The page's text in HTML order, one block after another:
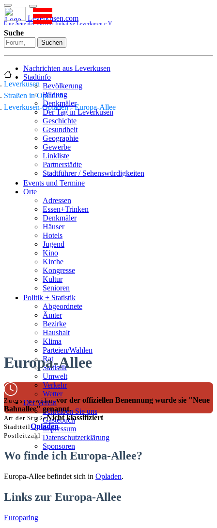
Leverkusen.com
Eine Seite der Internet Initiative Leverkusen e.V.
Suche
Suchen
Nachrichten aus Leverkusen
Stadtinfo
Bevölkerung
Bildung
Denkmäler
Der Tag in Leverkusen
Geschichte
Gesundheit
Geographie
Gewerbe
Linkliste
Partnerstädte
Stadtführer / Sehenswürdigkeiten
Stadtplan
Sport
Who is who
Wohnen
Events und Termine
Orte
Adressen
Essen+Trinken
Denkmäler
Häuser
Hotels
Jugend
Kino
Kirche
Kongresse
Kultur
Senioren
Stadtführer
Straßen
Politik + Statistik
Abgeordnete
Ämter
Bezirke
Haushalt
Klima
Parteien/Wahlen
Rat
Statistik
Umwelt
Verkehr
Wetter
Der Verein
Schreiben Sie uns
Gästebuch
Impressum
Datenschutzerklärung
Sponsoren
Leverkusen
Straßen in Opladen
Leverkusen-Opladen - Europa-Allee
Europa-Allee
Zuerst erwähntvor der offiziellen Benennung wurde sie "Neue
Bahnallee" genannt.
Art der StraßeNicht klassifiziert
StadtteilOpladen
Postleitzahl—
Wo finde ich Europa-Allee?
Europa-Allee befindet sich in Opladen.
Links zur Europa-Allee
Europaring